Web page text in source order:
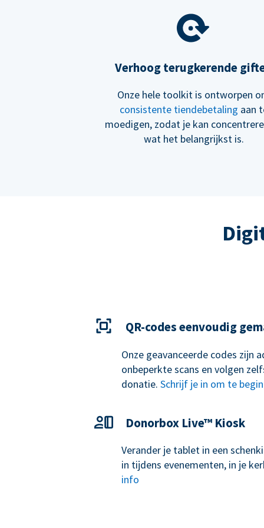
Verhoog terugkerende
Onze hele toolkit is ontworpen
consistente tiendebetaling aan
moedigen, zodat je kan
wat het belangrijkst is.
QR-codes eenvoudig
Onze geavanceerde codes zijn
onbeperkte scans en volgen
donatie. Schrijf je in om te
Donorbox Live™ Kiosk
Verander je tablet in een
in tijdens evenementen, in je
info